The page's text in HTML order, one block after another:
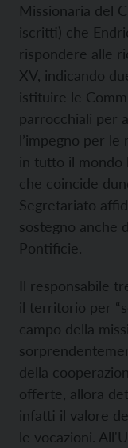
Missionaria del
iscritti) che
rispondere alle
XV, indicando
istituire le
parrocchiali per
l’impegno per le
in tutto il mondo
che coincide
Segretariato
sostegno anche
Pontificie.
Il responsabile
il territorio per
campo della
della
offerte, allora
infatti il valore
le vocazioni.